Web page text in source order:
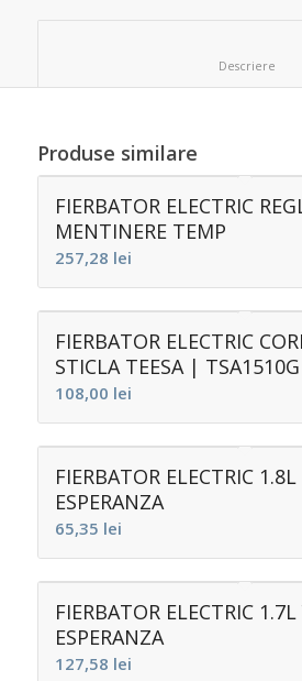
Produse similare
FIERBATOR ELECTRIC
MENTINERE TEMP
257,28 lei
FIERBATOR ELECTRIC
STICLA TEESA | TSA1510G
108,00 lei
FIERBATOR ELECTRIC
ESPERANZA
65,35 lei
FIERBATOR ELECTRIC
ESPERANZA
127,58 lei